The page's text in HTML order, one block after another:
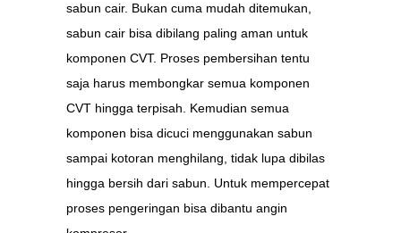
sabun cair. Bukan cuma mudah ditemukan,
sabun cair bisa dibilang paling aman untuk
komponen CVT. Proses pembersihan tentu
saja harus membongkar semua komponen
CVT hingga terpisah. Kemudian semua
komponen bisa dicuci menggunakan sabun
sampai kotoran menghilang, tidak lupa dibilas
hingga bersih dari sabun. Untuk mempercepat
proses pengeringan bisa dibantu angin